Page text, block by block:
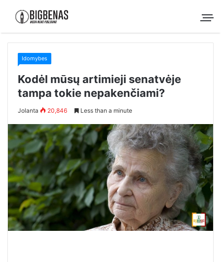
Idomybes
Kodėl mūsų artimieji senatvėje
tampa tokie nepakenčiami?
Jolanta 20,846 Less than a minute